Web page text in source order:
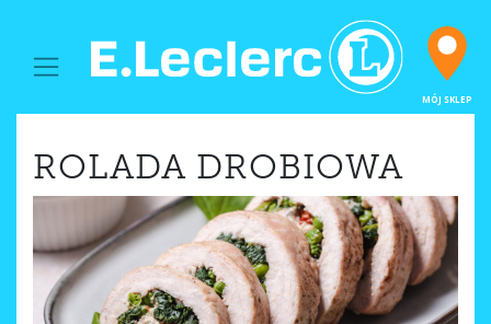
MAIN NAVIGATION
MÓJ SKLEP
ROLADA DROBIOWA